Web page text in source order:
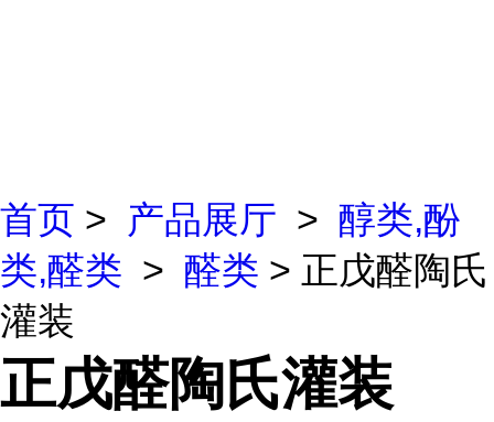
首页 > 产品展厅 > 醇类,酚
类,醛类 > 醛类 > 正戊醛陶氏
灌装
正戊醛陶氏灌装